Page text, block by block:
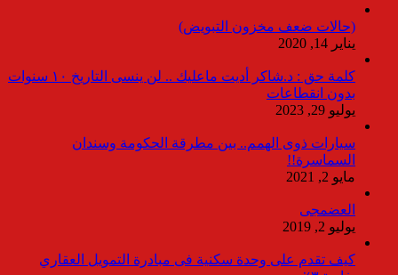
(حالات ضعف مخزون التبويض)
يناير 14, 2020
كلمة حق : د.شاكر أديت ماعليك .. لن ينسى التاريخ ١٠ سنوات
بدون انقطاعات
يوليو 29, 2023
سيارات ذوى الهمم.. بين مطرقة الحكومة وسندان
السماسرة!!
مايو 2, 2021
العضمجى
يوليو 2, 2019
كيف تقدم على وحدة سكنية فى مبادرة التمويل العقاري